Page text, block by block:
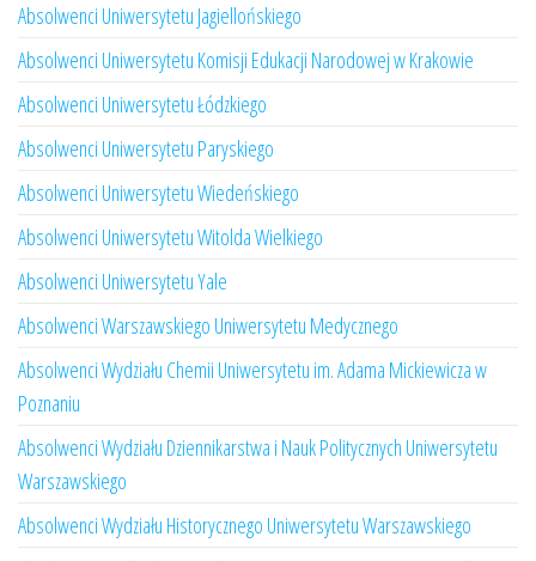
Absolwenci Uniwersytetu Jagiellońskiego
Absolwenci Uniwersytetu Komisji Edukacji Narodowej w Krakowie
Absolwenci Uniwersytetu Łódzkiego
Absolwenci Uniwersytetu Paryskiego
Absolwenci Uniwersytetu Wiedeńskiego
Absolwenci Uniwersytetu Witolda Wielkiego
Absolwenci Uniwersytetu Yale
Absolwenci Warszawskiego Uniwersytetu Medycznego
Absolwenci Wydziału Chemii Uniwersytetu im. Adama Mickiewicza w
Poznaniu
Absolwenci Wydziału Dziennikarstwa i Nauk Politycznych Uniwersytetu
Warszawskiego
Absolwenci Wydziału Historycznego Uniwersytetu Warszawskiego